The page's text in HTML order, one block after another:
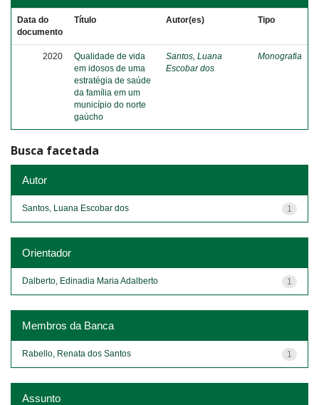
Data do
documento
Título Autor(es) Tipo
2020
Qualidade de vida
em idosos de uma
estratégia de saúde
da família em um
município do norte
gaúcho
Santos, Luana
Escobar dos
Monografia
Busca facetada
Autor
1
Santos, Luana Escobar dos
Orientador
1
Dalberto, Edinadia Maria Adalberto
Membros da Banca
1
Rabello, Renata dos Santos
Assunto